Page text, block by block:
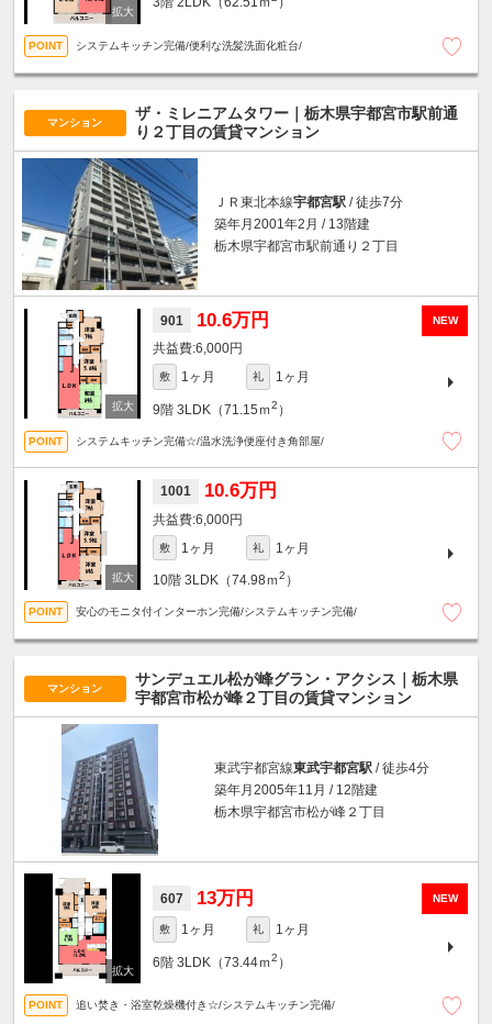
システムキッチン完備/便利な洗髪洗面化粧台/
マンション
ザ・ミレニアムタワー｜栃木県宇都宮市駅前通
り２丁目の賃貸マンション
ＪＲ東北本線宇都宮駅 / 徒歩7分
築年月2001年2月 / 13階建
栃木県宇都宮市駅前通り２丁目
NEW
901 10.6万円
6,000円
敷 1ヶ月 礼 1ヶ月
9階 3LDK（71.15ｍ2 ）
システムキッチン完備☆/温水洗浄便座付き角部屋/
1001 10.6万円
6,000円
敷 1ヶ月 礼 1ヶ月
10階 3LDK（74.98ｍ2 ）
安心のモニタ付インターホン完備/システムキッチン完備/
マンション
サンデュエル松が峰グラン・アクシス｜栃木県
宇都宮市松が峰２丁目の賃貸マンション
東武宇都宮線東武宇都宮駅 / 徒歩4分
築年月2005年11月 / 12階建
栃木県宇都宮市松が峰２丁目
NEW
607 13万円
敷 1ヶ月 礼 1ヶ月
6階 3LDK（73.44ｍ2 ）
追い焚き・浴室乾燥機付き☆/システムキッチン完備/